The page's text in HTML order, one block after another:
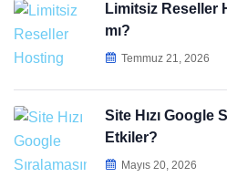
Limitsiz Reseller
mı?
Temmuz 21, 2026
Site Hızı Google
Etkiler?
Mayıs 20, 2026